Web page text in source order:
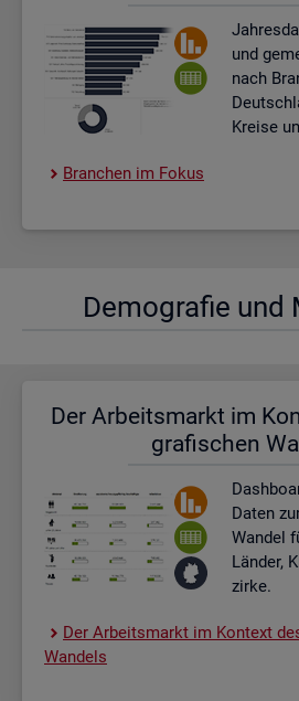
und
nach
Krei­se
Bran­chen im Fokus
De­mo­gra­fie und
Der Ar­beits­markt im
gra­fi­schen
Daten
Wan­del
Län­der,
zir­ke.
Der Ar­beits­markt im Kon­text
Wan­dels